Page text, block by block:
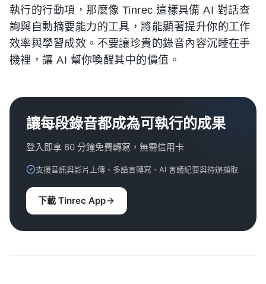
執行的行動項，那麼像 Tinrec 這樣具備 AI 對話查
詢與自動摘要能力的工具，將能顯著提升你的工作
效率與學習成效。不要讓珍貴的錄音內容沉睡在手
機裡，讓 AI 幫你喚醒其中的價值。
讓每段錄音都成為可執行的成果
登入即享 60 分鐘免費轉寫，無需信用卡
支援音訊與影片上傳、多語言轉寫、AI 會議紀要與待辦擷取
下載 Tinrec App